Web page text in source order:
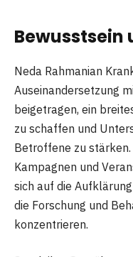
Bewusstsein
Neda Rahmanian
Auseinandersetzung
beigetragen, ein
zu schaffen und
Betroffene zu stärken.
Kampagnen und
sich auf die
die Forschung und
konzentrieren.